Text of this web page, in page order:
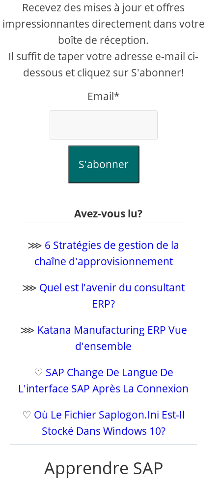
Recevez des mises à jour et offres
impressionnantes directement dans votre
boîte de réception.
Il suffit de taper votre adresse e-mail ci-
dessous et cliquez sur S'abonner!
Email*
S'abonner
Avez-vous lu?
⋙ 6 Stratégies de gestion de la
chaîne d'approvisionnement
⋙ Quel est l'avenir du consultant
ERP?
⋙ Katana Manufacturing ERP Vue
d'ensemble
♡ SAP Change De Langue De
L'interface SAP Après La Connexion
♡ Où Le Fichier Saplogon.Ini Est-Il
Stocké Dans Windows 10?
Apprendre SAP